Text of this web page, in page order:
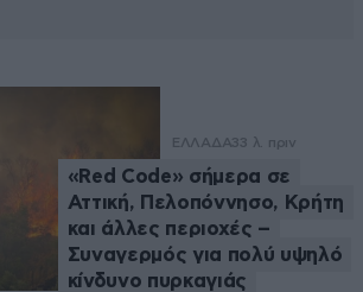
ΕΛΛΑΔΑ33 λ. πριν
«Red Code» σήμερα σε
Αττική, Πελοπόννησο, Κρήτη
και άλλες περιοχές –
Συναγερμός για πολύ υψηλό
κίνδυνο πυρκαγιάς